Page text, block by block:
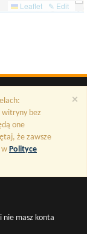
✎ Edit
Leaflet
×
witryny bez
one
że zawsze
w Polityce
nie masz konta